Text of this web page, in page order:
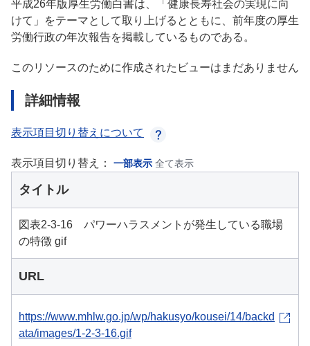
平成26年版厚生労働白書は、「健康長寿社会の実現に向
けて」をテーマとして取り上げるとともに、前年度の厚生
労働行政の年次報告を掲載しているものである。
このリソースのために作成されたビューはまだありません
詳細情報
表示項目切り替えについて
表示項目切り替え： 一部表示 全て表示
タイトル
図表2-3-16 パワーハラスメントが発生している職場
の特徴 gif
URL
https://www.mhlw.go.jp/wp/hakusyo/kousei/14/backd
ata/images/1-2-3-16.gif